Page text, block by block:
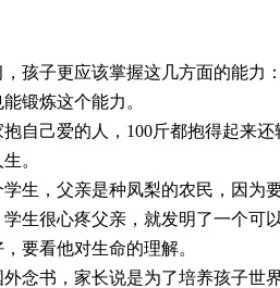
孩子更应该掌握这几方面的能力：
锻炼这个能力。
自己爱的人，100斤都抱得起来
。
生，父亲是种凤梨的农民，因为
生很心疼父亲，就发明了一个可
要看他对生命的理解。
念书，家长说是为了培养孩子世